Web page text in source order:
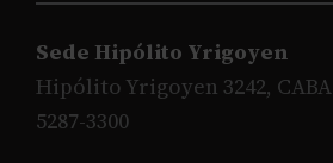
Sede Hipólito Yrigoyen
Hipólito Yrigoyen 3242, CABA
5287-3300